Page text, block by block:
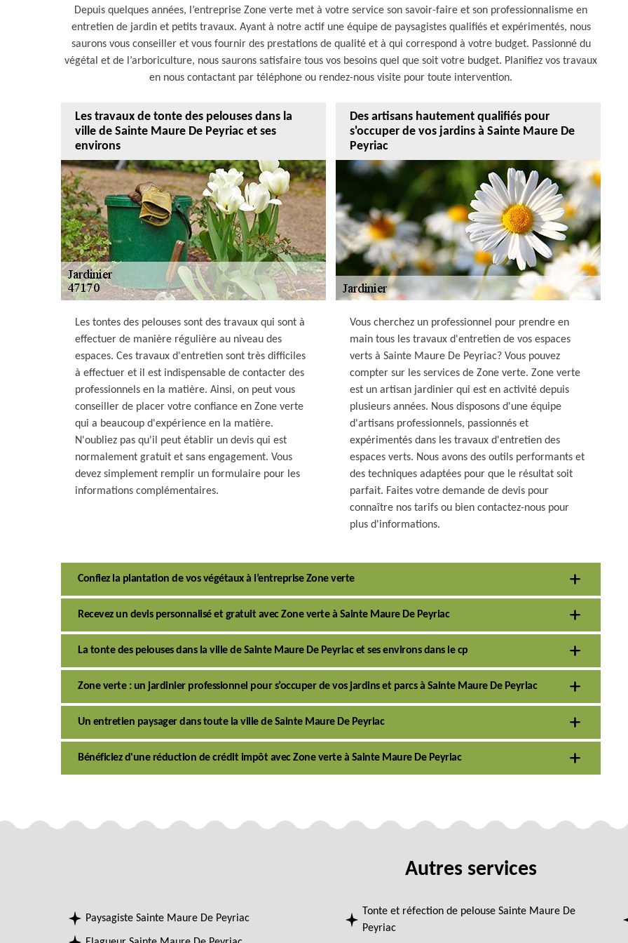
Depuis quelques années, l’entreprise Zone verte met à votre service son savoir-faire et son professionnalisme en
entretien de jardin et petits travaux. Ayant à notre actif une équipe de paysagistes qualifiés et expérimentés, nous
saurons vous conseiller et vous fournir des prestations de qualité et à qui correspond à votre budget. Passionné du
végétal et de l’arboriculture, nous saurons satisfaire tous vos besoins quel que soit votre budget. Planifiez vos travaux
en nous contactant par téléphone ou rendez-nous visite pour toute intervention.
Les travaux de tonte des pelouses dans la
ville de Sainte Maure De Peyriac et ses
environs
Les tontes des pelouses sont des travaux qui sont à
effectuer de manière régulière au niveau des
espaces. Ces travaux d'entretien sont très difficiles
à effectuer et il est indispensable de contacter des
professionnels en la matière. Ainsi, on peut vous
conseiller de placer votre confiance en Zone verte
qui a beaucoup d'expérience en la matière.
N'oubliez pas qu'il peut établir un devis qui est
normalement gratuit et sans engagement. Vous
devez simplement remplir un formulaire pour les
informations complémentaires.
Des artisans hautement qualifiés pour
s'occuper de vos jardins à Sainte Maure De
Peyriac
Vous cherchez un professionnel pour prendre en
main tous les travaux d'entretien de vos espaces
verts à Sainte Maure De Peyriac? Vous pouvez
compter sur les services de Zone verte. Zone verte
est un artisan jardinier qui est en activité depuis
plusieurs années. Nous disposons d'une équipe
d'artisans professionnels, passionnés et
expérimentés dans les travaux d'entretien des
espaces verts. Nous avons des outils performants et
des techniques adaptées pour que le résultat soit
parfait. Faites votre demande de devis pour
connaître nos tarifs ou bien contactez-nous pour
plus d'informations.
Confiez la plantation de vos végétaux à l’entreprise Zone verte
Recevez un devis personnalisé et gratuit avec Zone verte à Sainte Maure De Peyriac
La tonte des pelouses dans la ville de Sainte Maure De Peyriac et ses environs dans le cp
Zone verte : un jardinier professionnel pour s’occuper de vos jardins et parcs à Sainte Maure De Peyriac
Un entretien paysager dans toute la ville de Sainte Maure De Peyriac
Bénéficiez d'une réduction de crédit impôt avec Zone verte à Sainte Maure De Peyriac
Autres services
Paysagiste Sainte Maure De Peyriac
Tonte et réfection de pelouse Sainte Maure De
Peyriac